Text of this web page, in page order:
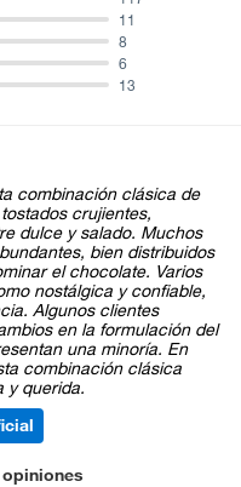
13
6
8
11
combinación clásica de
crujientes,
dulce y salado. Muchos
bien distribuidos
el chocolate. Varios
nostálgica y confiable,
Algunos clientes
en la formulación del
una minoría. En
combinación clásica
y querida.